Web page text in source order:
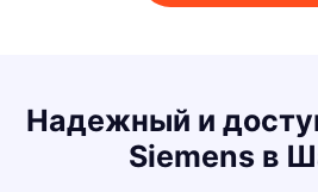
Надежный и
Siemens в